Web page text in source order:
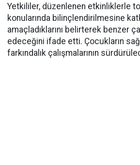
Yetkililer, düzenlenen etkinliklerle
konularında bilinçlendirilmesine
amaçladıklarını belirterek benzer
edeceğini ifade etti. Çocukların
farkındalık çalışmalarının